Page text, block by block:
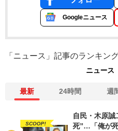
Googleニュース
「ニュース」記事のランキン
ニュース
最新 24時間 週
SCOOP!
自民・木原
死”…「俺が